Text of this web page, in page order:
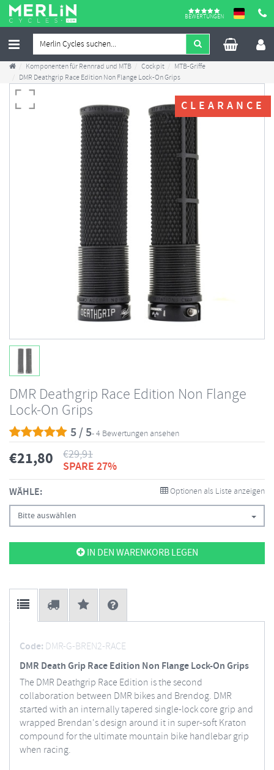
BEWERTUNGEN
Komponenten für Rennrad und MTB Cockpit
MTB-Griffe
DMR Deathgrip Race Edition Non Flange Lock-On Grips
CLEARANCE
DMR Deathgrip Race Edition Non Flange
Lock-On Grips
5 / 5- 4 Bewertungen ansehen
€21,80 €29,91
SPARE 27%
WÄHLE: Optionen als Liste anzeigen
Bitte auswählen
IN DEN WARENKORB LEGEN
Code: DMR-G-BREN2-RACE
DMR Death Grip Race Edition Non Flange Lock-On Grips
The DMR Deathgrip Race Edition is the second
collaboration between DMR bikes and Brendog. DMR
started with an internally tapered single-lock core grip and
wrapped Brendan's design around it in super-soft Kraton
compound for the ultimate mountain bike handlebar grip
when racing.